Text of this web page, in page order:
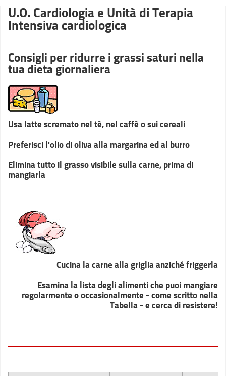
U.O. Cardiologia e Unità di Terapia
Intensiva cardiologica
Consigli per ridurre i grassi saturi nella
tua dieta giornaliera
Usa latte scremato nel tè, nel caffè o sui cereali
Preferisci l'olio di oliva alla margarina ed al burro
Elimina tutto il grasso visibile sulla carne, prima di
mangiarla
Cucina la carne alla griglia anziché friggerla
Esamina la lista degli alimenti che puoi mangiare
regolarmente o occasionalmente - come scritto nella
Tabella - e cerca di resistere!